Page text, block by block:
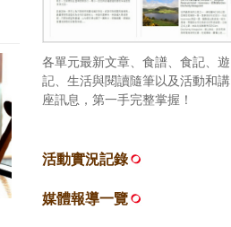
各單元最新文章、食譜、食記、遊
記、生活與閱讀隨筆以及活動和講
座訊息，第一手完整掌握！
活動實況記錄
媒體報導一覽